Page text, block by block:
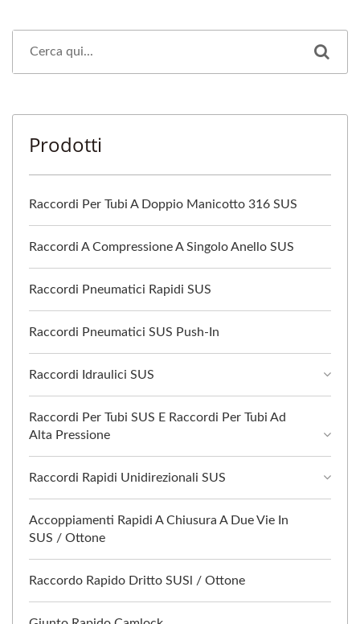
Prodotti
Raccordi Per Tubi A Doppio Manicotto 316 SUS
Raccordi A Compressione A Singolo Anello SUS
Raccordi Pneumatici Rapidi SUS
Raccordi Pneumatici SUS Push-In
Raccordi Idraulici SUS
Raccordi Per Tubi SUS E Raccordi Per Tubi Ad
Alta Pressione
Raccordi Rapidi Unidirezionali SUS
Accoppiamenti Rapidi A Chiusura A Due Vie In
SUS / Ottone
Raccordo Rapido Dritto SUSl / Ottone